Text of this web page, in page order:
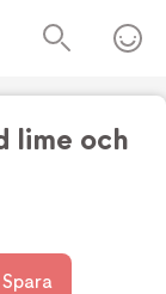
lime och
Spara